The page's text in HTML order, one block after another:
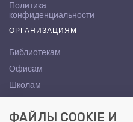
Политика
конфиденциальности
ОРГАНИЗАЦИЯМ
Библиотекам
Офисам
Школам
КОНТАКТЫ
ФАЙЛЫ COOKIE И